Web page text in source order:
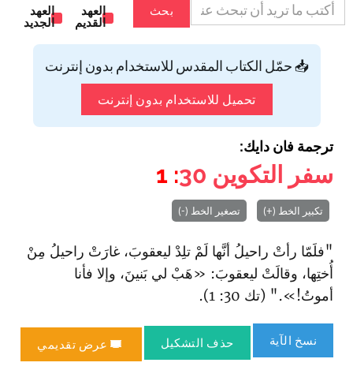
بحث
العهد
القديم
العهد
الجديد
📥 حمّل الكتاب المقدس للاستخدام بدون إنترنت
تحميل للاستخدام بدون إنترنت
ترجمة فان دايك:
سفر التكوين 30
: 1
تكبير الخط (+) تصغير الخط (-)
"فلَمّا رأتْ راحيلُ أنَّها لَمْ تلِدْ ليعقوبَ، غارَتْ راحيلُ مِنْ
أُختِها، وقالَتْ ليعقوبَ: «هَبْ لي بَنينَ، وإلا فأنا
أموتُ!»." (تك 30: 1).
نسخ الآية حذف التشكيل عرض تقديمي